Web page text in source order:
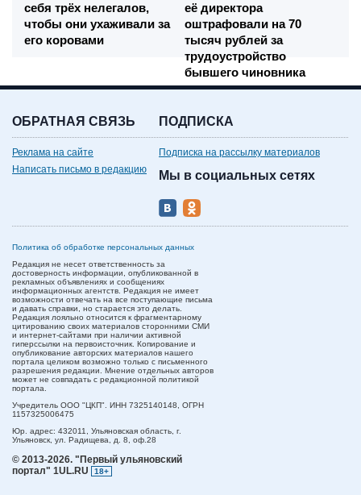
себя трёх нелегалов,
чтобы они ухаживали за
его коровами
её директора
оштрафовали на 70
тысяч рублей за
трудоустройство
бывшего чиновника
ОБРАТНАЯ СВЯЗЬ
Реклама на сайте
Написать письмо в редакцию
ПОДПИСКА
Подписка на рассылку материалов
Мы в социальных сетях
Политика об обработке персональных данных
Редакция не несет ответственность за
достоверность информации, опубликованной в
рекламных объявлениях и сообщениях
информационных агентств. Редакция не имеет
возможности отвечать на все поступающие письма
и давать справки, но старается это делать.
Редакция лояльно относится к фрагментарному
цитированию своих материалов сторонними СМИ
и интернет-сайтами при наличии активной
гиперссылки на первоисточник. Копирование и
опубликование авторских материалов нашего
портала целиком возможно только с письменного
разрешения редакции. Мнение отдельных авторов
может не совпадать с редакционной политикой
портала.
Учредитель ООО "ЦКП". ИНН 7325140148, ОГРН
1157325006475
Юр. адрес: 432011, Ульяновская область, г.
Ульяновск, ул. Радищева, д. 8, оф.28
© 2013-2026. "Первый ульяновский
портал" 1UL.RU
18+